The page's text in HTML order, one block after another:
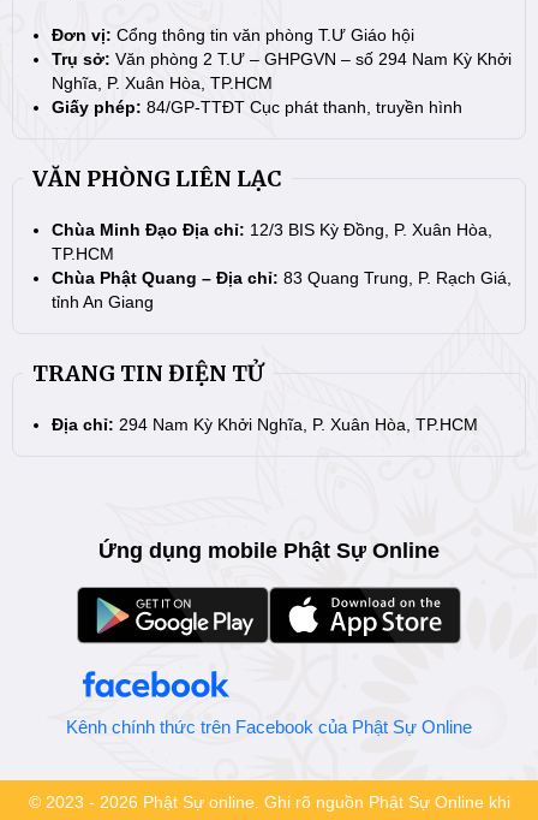
Đơn vị: Cổng thông tin văn phòng T.Ư Giáo hội
Trụ sở: Văn phòng 2 T.Ư – GHPGVN – số 294 Nam Kỳ Khởi
Nghĩa, P. Xuân Hòa, TP.HCM
Giấy phép: 84/GP-TTĐT Cục phát thanh, truyền hình
VĂN PHÒNG LIÊN LẠC
Chùa Minh Đạo Địa chỉ: 12/3 BIS Kỳ Đồng, P. Xuân Hòa,
TP.HCM
Chùa Phật Quang – Địa chỉ: 83 Quang Trung, P. Rạch Giá,
tỉnh An Giang
TRANG TIN ĐIỆN TỬ
Địa chỉ: 294 Nam Kỳ Khởi Nghĩa, P. Xuân Hòa, TP.HCM
Ứng dụng mobile Phật Sự Online
Kênh chính thức trên Facebook của Phật Sự Online
© 2023 - 2026 Phật Sự online. Ghi rõ nguồn Phật Sự Online khi